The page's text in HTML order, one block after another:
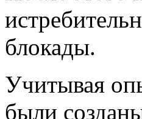
блокады.
Учитывая
были